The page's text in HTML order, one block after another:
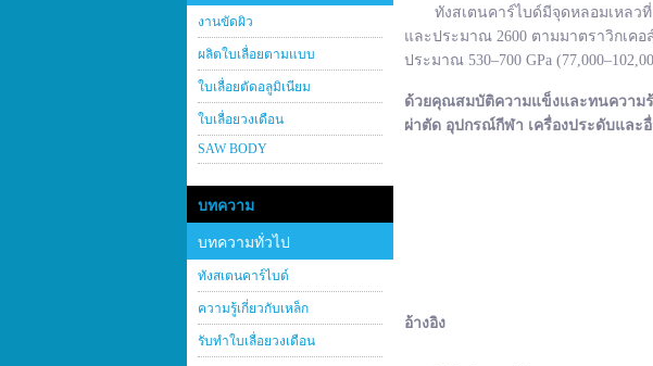
งานขัดผิว
ผลิตใบเลื่อยตามแบบ
ใบเลื่อยตัดอลูมิเนียม
ใบเลื่อยวงเดือน
SAW BODY
บทความ
บทความทั่วไป
ทังสเตนคาร์ไบด์
ความรู้เกี่ยวกับเหล็ก
รับทำใบเลื่อยวงเดือน
ทังสเตนคาร์ไบด์มีจุดหลอมเหลวที่
และประมาณ 2600 ตามมาตราวิกเค
ประมาณ 530–700 GPa
ด้วยคุณสมบัติความแข็งและทนความร้
ผ่าตัด อุปกรณ์กีฬา เครื่องประดับและ
อ้างอิง